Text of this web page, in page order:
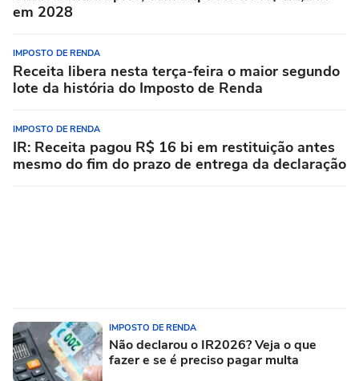
em 2028
IMPOSTO DE RENDA
Receita libera nesta terça-feira o maior segundo
lote da história do Imposto de Renda
IMPOSTO DE RENDA
IR: Receita pagou R$ 16 bi em restituição antes
mesmo do fim do prazo de entrega da declaração
IMPOSTO DE RENDA
Não declarou o IR2026? Veja o que
fazer e se é preciso pagar multa